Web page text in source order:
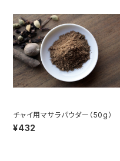
チャイ用マサラパウダー（50g）
¥432